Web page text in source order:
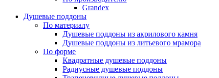
Grandex
Душевые поддоны
По материалу
Душевые поддоны из акрилового камня
Душевые поддоны из литьевого мрамора
По форме
Квадратные душевые поддоны
Радиусные душевые поддоны